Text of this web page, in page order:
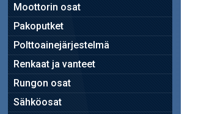
Moottorin osat
Pakoputket
Polttoainejärjestelmä
Renkaat ja vanteet
Rungon osat
Sähköosat